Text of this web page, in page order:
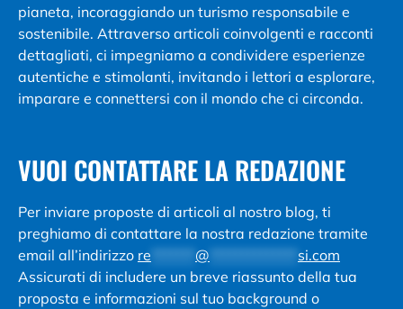
pianeta, incoraggiando un turismo responsabile e
sostenibile. Attraverso articoli coinvolgenti e racconti
dettagliati, ci impegniamo a condividere esperienze
autentiche e stimolanti, invitando i lettori a esplorare,
imparare e connettersi con il mondo che ci circonda.
VUOI CONTATTARE LA REDAZIONE
Per inviare proposte di articoli al nostro blog, ti
preghiamo di contattare la nostra redazione tramite
email all’indirizzo re @
si.com
Assicurati di includere un breve riassunto della tua
proposta e informazioni sul tuo background o